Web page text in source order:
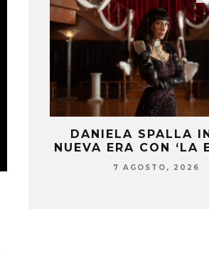
DANIELA SPALLA
NUEVA ERA CON ‘LA
7 AGOSTO, 2026